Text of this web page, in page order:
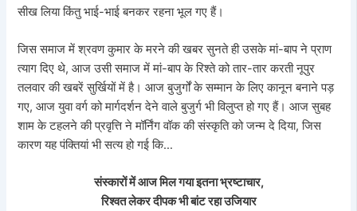
सीख लिया किंतु भाई-भाई बनकर रहना भूल गए हैं।
जिस समाज में श्रवण कुमार के मरने की खबर सुनते ही उसके मां-बाप ने प्राण
त्याग दिए थे, आज उसी समाज में मां-बाप के रिश्ते को तार-तार करती नूपुर
तलवार की खबरें सुर्खियों में है। आज बुजुर्गों के सम्मान के लिए कानून बनाने पड़
गए, आज युवा वर्ग को मार्गदर्शन देने वाले बुजुर्ग भी विलुप्त हो गए हैं। आज सुबह
शाम के टहलने की प्रवृत्ति ने मॉर्निंग वॉक की संस्कृति को जन्म दे दिया, जिस
कारण यह पंक्तियां भी सत्य हो गई कि…
संस्कारों में आज मिल गया इतना भ्रष्टाचार,
रिश्वत लेकर दीपक भी बांट रहा उजियार